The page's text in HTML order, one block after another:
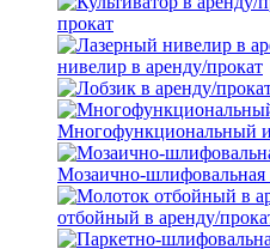
прокат
нивелир в аренду/прокат
Многофункциональный
Мозаично-
отбойный в аренду/